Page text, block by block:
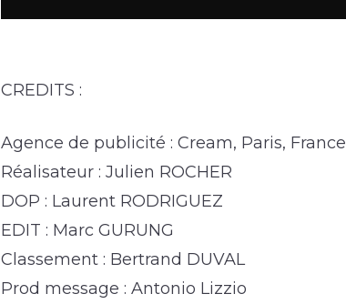
CREDITS :
Agence de publicité : Cream, Paris, France
Réalisateur : Julien ROCHER
DOP : Laurent RODRIGUEZ
EDIT : Marc GURUNG
Classement : Bertrand DUVAL
Prod message : Antonio Lizzio